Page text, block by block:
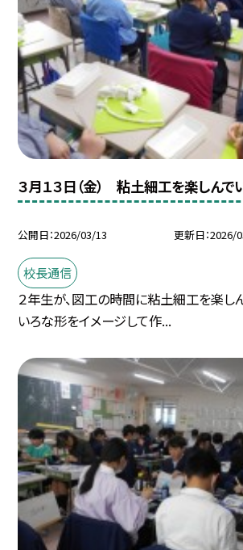
３月１３日（金） 粘土細工を楽しんで
公開日 2026/03/13 更新日 2026/
校長通信
２年生が、図工の時間に粘土細工を楽し
いろな形をイメージして作...